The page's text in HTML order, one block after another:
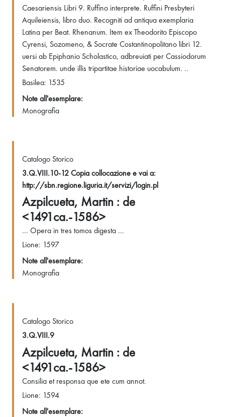
Caesariensis Libri 9. Ruffino interprete. Ruffini Presbyteri
Aquileiensis, libro duo. Recogniti ad antiqua exemplaria
Latina per Beat. Rhenanum. Item ex Theodorito Episcopo
Cyrensi, Sozomeno, & Socrate Costantinopolitano libri 12.
uersi ab Epiphanio Scholastico, adbreuiati per Cassiodorum
Senatorem. unde illis tripartitae historiae uocabulum. ..
Basilea: 1535
Note all'esemplare:
Monografia
Catalogo Storico
3.Q.VIII.10-12 Copia collocazione e vai a:
http://sbn.regione.liguria.it/servizi/login.pl
Azpilcueta, Martin : de
<1491ca.-1586>
... Opera in tres tomos digesta ...
Lione: 1597
Note all'esemplare:
Monografia
Catalogo Storico
3.Q.VIII.9
Azpilcueta, Martin : de
<1491ca.-1586>
Consilia et responsa que ete cum annot.
Lione: 1594
Note all'esemplare: